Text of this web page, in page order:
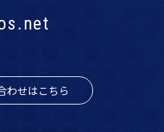
わせはこちら